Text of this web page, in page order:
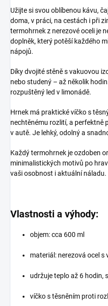
Užijte si svou oblíbenou kávu,
doma, v práci, na cestách i při
termohrnek z nerezové oceli je
doplněk, který potěší každého
nápojů.
Díkydvojité stěně s vakuovou
nebo studený – až několik
rozpuštěný led v limonádě.
Hrnek má praktické víčko s
nechtěnému rozlití, a perfektně
v autě. Je lehký, odolný a
Každý termohrnek je ozdoben
minimalistických motivů po
vaši osobnost i aktuální náladu.
Vlastnosti a výhody:
objem: cca 600 ml
materiál: nerezová ocel s
udržuje teplo až 6 hodin,
víčko s těsněním proti